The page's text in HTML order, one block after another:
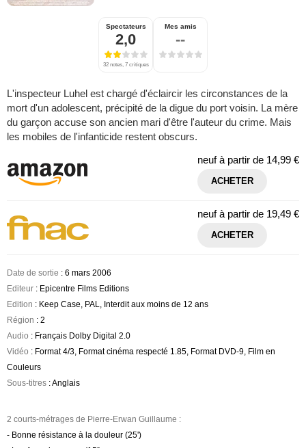
Spectateurs
2,0
32 notes, 7 critiques
Mes amis
--
L'inspecteur Luhel est chargé d'éclaircir les circonstances de la
mort d'un adolescent, précipité de la digue du port voisin. La mère
du garçon accuse son ancien mari d'être l'auteur du crime. Mais
les mobiles de l'infanticide restent obscurs.
neuf à partir de 14,99 €
ACHETER
neuf à partir de 19,49 €
ACHETER
Date de sortie : 6 mars 2006
Editeur : Epicentre Films Editions
Edition : Keep Case, PAL, Interdit aux moins de 12 ans
Région : 2
Audio : Français Dolby Digital 2.0
Vidéo : Format 4/3, Format cinéma respecté 1.85, Format DVD-9, Film en
Couleurs
Sous-titres : Anglais
2 courts-métrages de Pierre-Erwan Guillaume :
- Bonne résistance à la douleur (25')